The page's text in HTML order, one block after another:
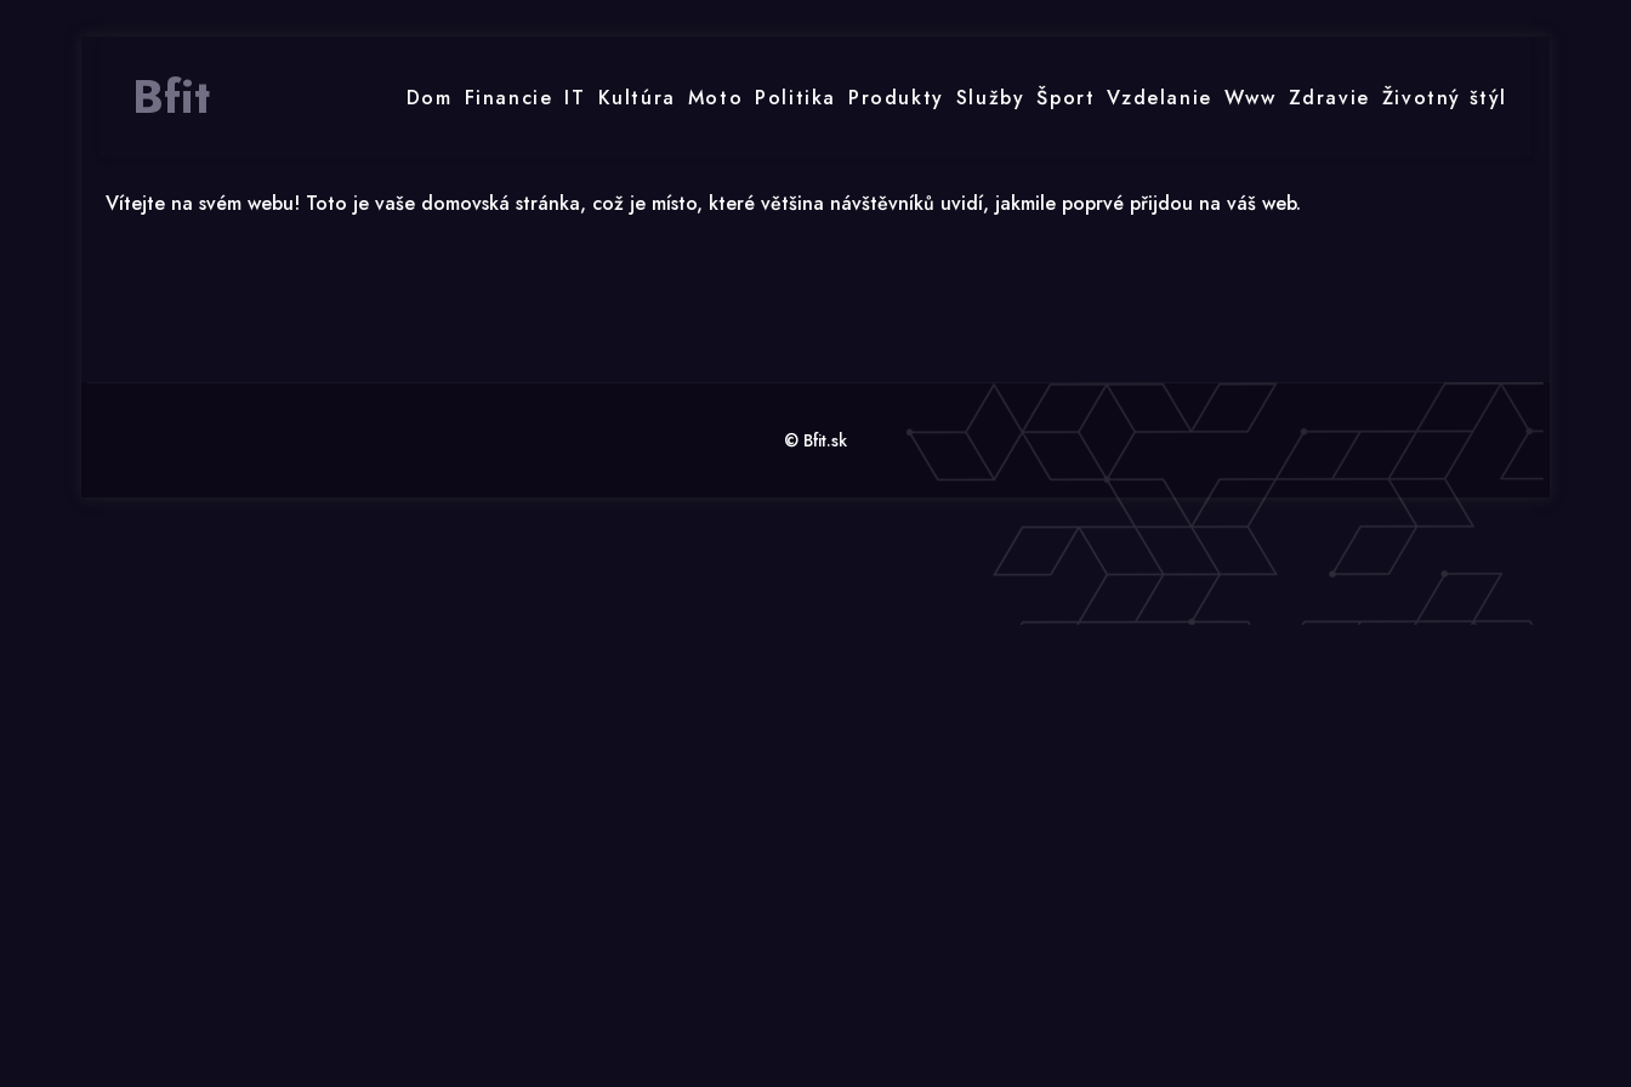
Bfit Dom Financie IT Kultúra Moto Politika Produkty Služby Šport Vzdelanie Www Zdravie Životný štýl
Vítejte na svém webu! Toto je vaše domovská stránka, což je místo, které většina návštěvníků uvidí, jakmile poprvé přijdou na váš web.
© Bfit.sk